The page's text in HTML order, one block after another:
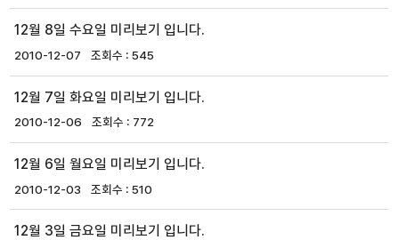
12월 8일 수요일 미리보기 입니다.
2010-12-07 545
12월 7일 화요일 미리보기 입니다.
2010-12-06 772
12월 6일 월요일 미리보기 입니다.
2010-12-03 510
12월 3일 금요일 미리보기 입니다.